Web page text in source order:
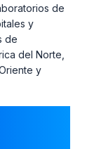
de
y
de
del Norte,
y